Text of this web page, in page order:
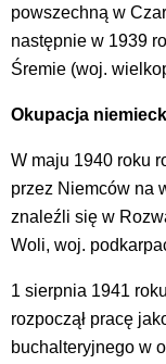
powszechną w
następnie w 1939
Śremie (woj.
Okupacja
W maju 1940 roku
przez Niemców na
znaleźli się w
Woli, woj.
1 sierpnia 1941
rozpoczął pracę
buchalteryjnego w